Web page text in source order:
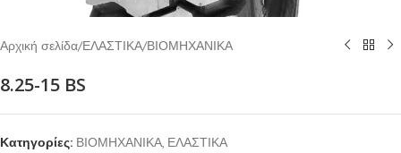
Αρχική σελίδα/ΕΛΑΣΤΙΚΑ/ΒΙΟΜΗΧΑΝΙΚΑ
8.25-15 BS
Κατηγορίες: ΒΙΟΜΗΧΑΝΙΚΑ, ΕΛΑΣΤΙΚΑ